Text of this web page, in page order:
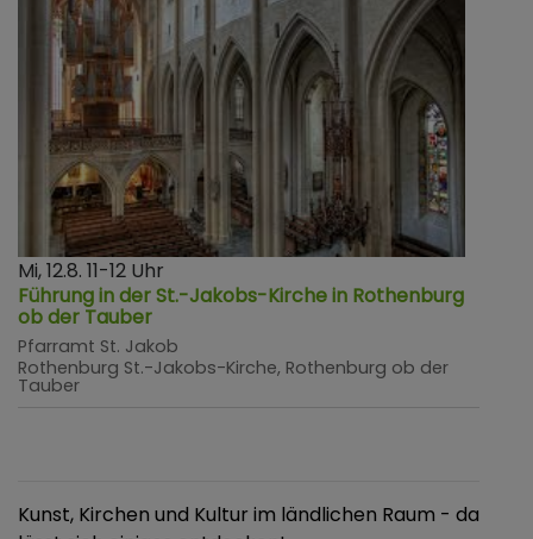
Mi, 12.8. 11-12 Uhr
Führung in der St.-Jakobs-Kirche in Rothenburg
ob der Tauber
Pfarramt St. Jakob
Rothenburg St.-Jakobs-Kirche, Rothenburg ob der
Tauber
Kunst, Kirchen und Kultur im ländlichen Raum - da